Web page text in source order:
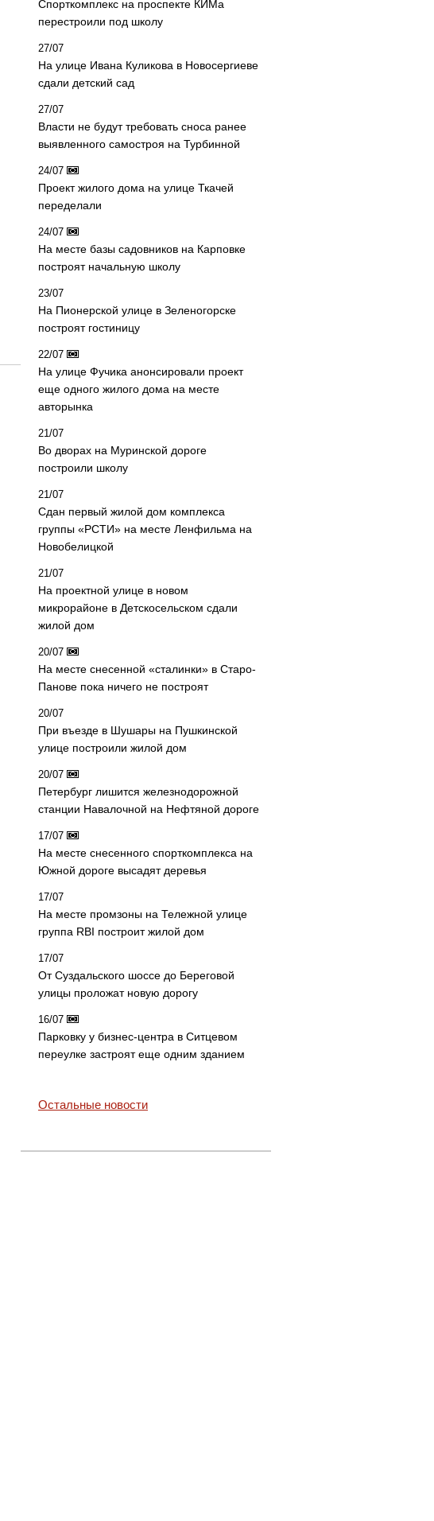
Спорткомплекс на проспекте КИМа
перестроили под школу
27/07
На улице Ивана Куликова в Новосергиеве
сдали детский сад
27/07
Власти не будут требовать сноса ранее
выявленного самостроя на Турбинной
24/07
Проект жилого дома на улице Ткачей
переделали
24/07
На месте базы садовников на Карповке
построят начальную школу
23/07
На Пионерской улице в Зеленогорске
построят гостиницу
22/07
На улице Фучика анонсировали проект
еще одного жилого дома на месте
авторынка
21/07
Во дворах на Муринской дороге
построили школу
21/07
Сдан первый жилой дом комплекса
группы «РСТИ» на месте Ленфильма на
Новобелицкой
21/07
На проектной улице в новом
микрорайоне в Детскосельском сдали
жилой дом
20/07
На месте снесенной «сталинки» в Старо-
Панове пока ничего не построят
20/07
При въезде в Шушары на Пушкинской
улице построили жилой дом
20/07
Петербург лишится железнодорожной
станции Навалочной на Нефтяной дороге
17/07
На месте снесенного спорткомплекса на
Южной дороге высадят деревья
17/07
На месте промзоны на Тележной улице
группа RBI построит жилой дом
17/07
От Суздальского шоссе до Береговой
улицы проложат новую дорогу
16/07
Парковку у бизнес-центра в Ситцевом
переулке застроят еще одним зданием
Остальные новости